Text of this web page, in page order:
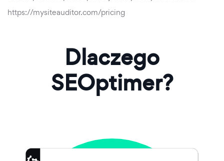
https://mysiteauditor.com/pricing
Dlaczego
SEOptimer?